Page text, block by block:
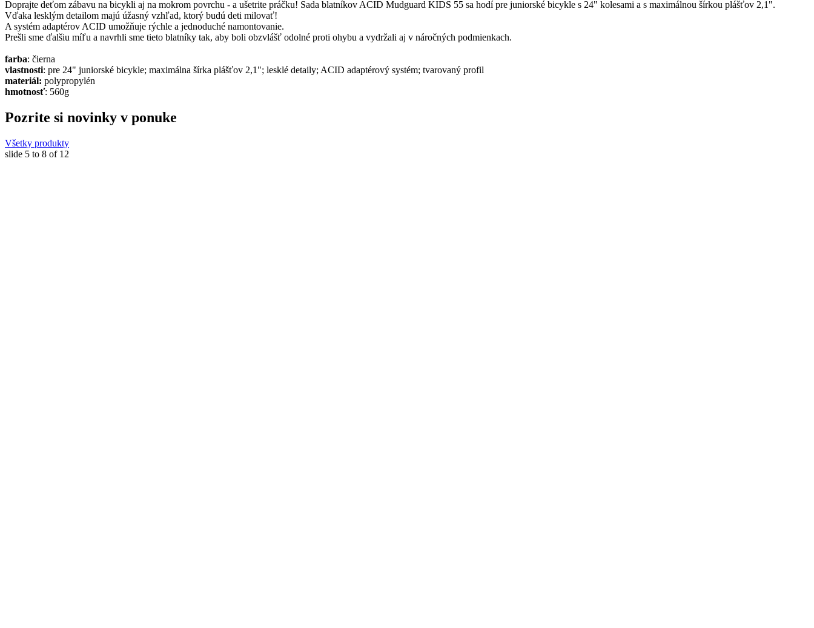
Doprajte deťom zábavu na bicykli aj na mokrom povrchu - a ušetrite práčku! Sada blatníkov ACID Mudguard KIDS 55 sa hodí pre juniorské bicykle s 24" kolesami a s maximálnou šírkou plášťov 2,1".
Vďaka lesklým detailom majú úžasný vzhľad, ktorý budú deti milovať!
A systém adaptérov ACID umožňuje rýchle a jednoduché namontovanie.
Prešli sme ďalšiu míľu a navrhli sme tieto blatníky tak, aby boli obzvlášť odolné proti ohybu a vydržali aj v náročných podmienkach.
farba: čierna
vlastnosti: pre 24" juniorské bicykle; maximálna šírka plášťov 2,1"; lesklé detaily; ACID adaptérový systém; tvarovaný profil
materiál: polypropylén
hmotnosť: 560g
Pozrite si novinky v ponuke
Všetky produkty
slide 5 to 8 of 12